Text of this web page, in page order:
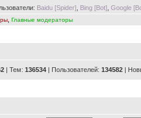
Baidu [Spider] Bing [Bot] Google
Главные модераторы
| Тем: 136534 | Пользователей: 134582 |